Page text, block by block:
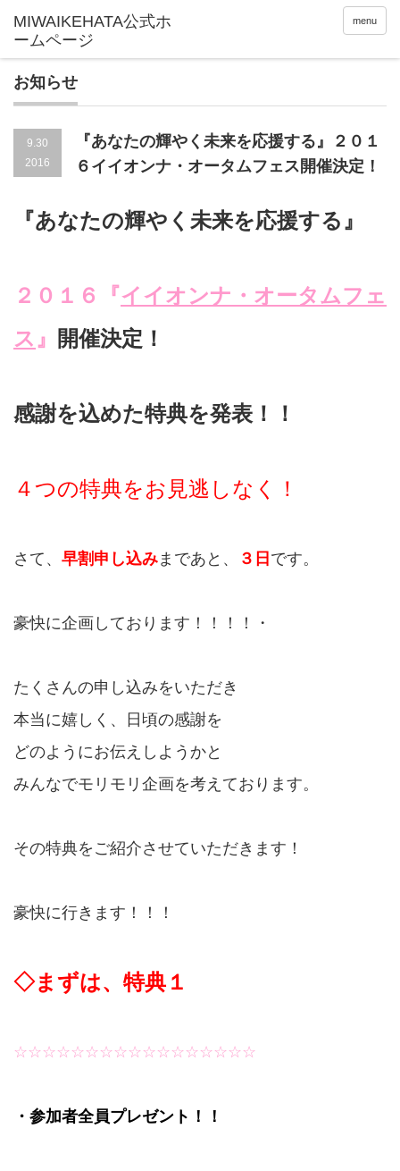
menu
お知らせ
9.30
2016
『あなたの輝やく未来を応援する』２０１
６イイオンナ・オータムフェス開催決定！
『あなたの輝やく未来を応援する』
２０１６『イイオンナ・オータムフェ
ス 』 開催決定！
感謝を込めた特典を発表！！
４つの特典をお見逃しなく！
さて、 早割申し込みまであと、 ３日 です。
豪快に企画しております！！！！・
たくさんの申し込みをいただき
本当に嬉しく、日頃の感謝を
どのようにお伝えしようかと
みんなでモリモリ企画を考えております。
その特典をご紹介させていただきます！
豪快に行きます！！！
◇まずは、特典１
☆☆☆☆☆☆☆☆☆☆☆☆☆☆☆☆☆
・参加者全員プレゼント！！